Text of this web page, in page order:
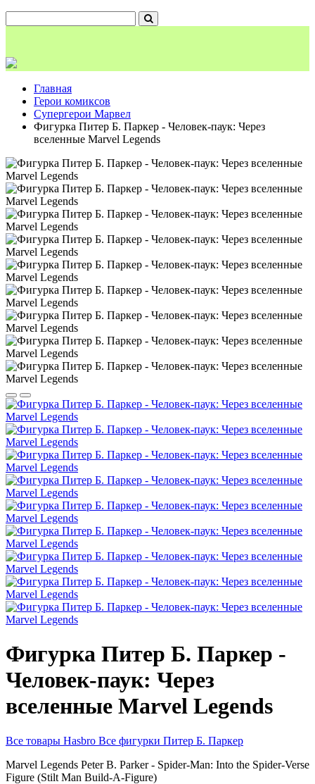
Главная
Герои комиксов
Супергерои Марвел
Фигурка Питер Б. Паркер - Человек-паук: Через
вселенные Marvel Legends
Фигурка Питер Б. Паркер -
Человек-паук: Через
вселенные Marvel Legends
Все товары Hasbro Все фигурки Питер Б. Паркер
Marvel Legends Peter B. Parker - Spider-Man: Into the Spider-Verse
Figure (Stilt Man Build-A-Figure)